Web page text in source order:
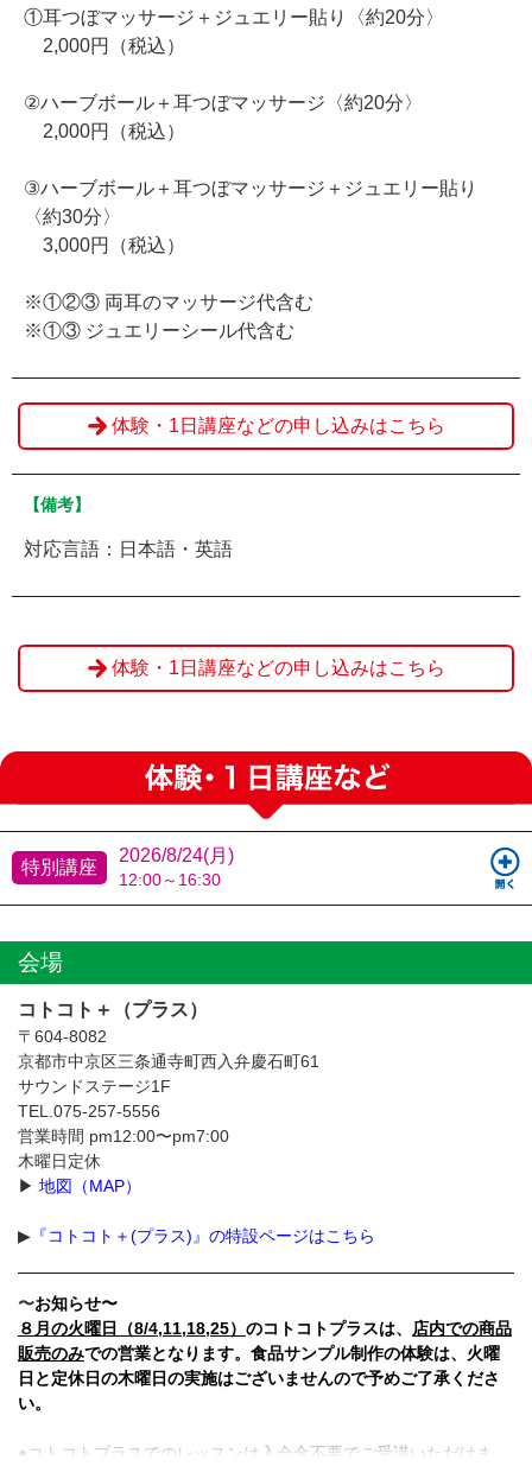
①耳つぼマッサージ＋ジュエリー貼り〈約20分〉
2,000円（税込）
②ハーブボール＋耳つぼマッサージ〈約20分〉
2,000円（税込）
③ハーブボール＋耳つぼマッサージ＋ジュエリー貼り
〈約30分〉
3,000円（税込）
※①②③ 両耳のマッサージ代含む
※①③ ジュエリーシール代含む
体験・1日講座などの申し込みはこちら
【備考】
対応言語：日本語・英語
体験・1日講座などの申し込みはこちら
特別講座
2026/8/24(月)
12:00～16:30
会場
コトコト＋（プラス）
〒604-8082
京都市中京区三条通寺町西入弁慶石町61
サウンドステージ1F
TEL.075-257-5556
営業時間 pm12:00〜pm7:00
木曜日定休
▶︎ 地図（MAP）
▶︎ 『コトコト＋(プラス)』の特設ページはこちら
〜お知らせ〜
８月の火曜日（8/4,11,18,25） のコトコトプラスは、
店内での商品
販売のみでの営業となります。食品サンプル制作の体験は、火曜
日と定休日の木曜日の実施はございませんので予めご了承くださ
い。
●コトコトプラスでのレッスンは入会金不要でご受講いただけま